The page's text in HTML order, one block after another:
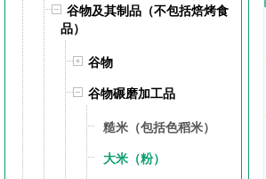
谷物及其制品（不包括焙烤食
品）
谷物
谷物碾磨加工品
糙米（包括色稻米）
大米（粉）